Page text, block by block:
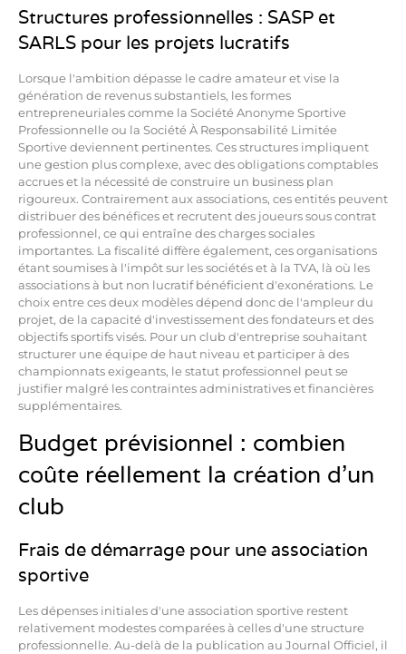
Structures professionnelles : SASP et
SARLS pour les projets lucratifs
Lorsque l'ambition dépasse le cadre amateur et vise la
génération de revenus substantiels, les formes
entrepreneuriales comme la Société Anonyme Sportive
Professionnelle ou la Société À Responsabilité Limitée
Sportive deviennent pertinentes. Ces structures impliquent
une gestion plus complexe, avec des obligations comptables
accrues et la nécessité de construire un business plan
rigoureux. Contrairement aux associations, ces entités peuvent
distribuer des bénéfices et recrutent des joueurs sous contrat
professionnel, ce qui entraîne des charges sociales
importantes. La fiscalité diffère également, ces organisations
étant soumises à l'impôt sur les sociétés et à la TVA, là où les
associations à but non lucratif bénéficient d'exonérations. Le
choix entre ces deux modèles dépend donc de l'ampleur du
projet, de la capacité d'investissement des fondateurs et des
objectifs sportifs visés. Pour un club d'entreprise souhaitant
structurer une équipe de haut niveau et participer à des
championnats exigeants, le statut professionnel peut se
justifier malgré les contraintes administratives et financières
supplémentaires.
Budget prévisionnel : combien
coûte réellement la création d'un
club
Frais de démarrage pour une association
sportive
Les dépenses initiales d'une association sportive restent
relativement modestes comparées à celles d'une structure
professionnelle. Au-delà de la publication au Journal Officiel, il